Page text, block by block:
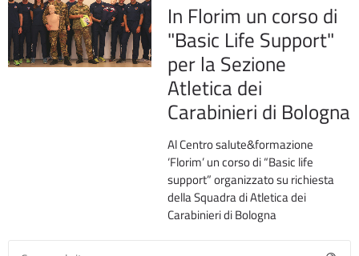
In Florim un corso di
"Basic Life Support"
per la Sezione
Atletica dei
Carabinieri di Bologna
Al Centro salute&formazione
‘Florim’ un corso di “Basic life
support” organizzato su richiesta
della Squadra di Atletica dei
Carabinieri di Bologna